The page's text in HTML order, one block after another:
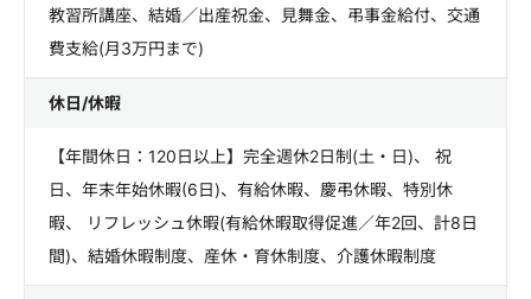
教習所講座、結婚／出産祝金、見舞金、弔事金給付、交通
費支給(月3万円まで)
休日/休暇
【年間休日：120日以上】完全週休2日制(土・日)、 祝
日、年末年始休暇(6日)、有給休暇、慶弔休暇、特別休
暇、 リフレッシュ休暇(有給休暇取得促進／年2回、計8日
間)、結婚休暇制度、産休・育休制度、介護休暇制度